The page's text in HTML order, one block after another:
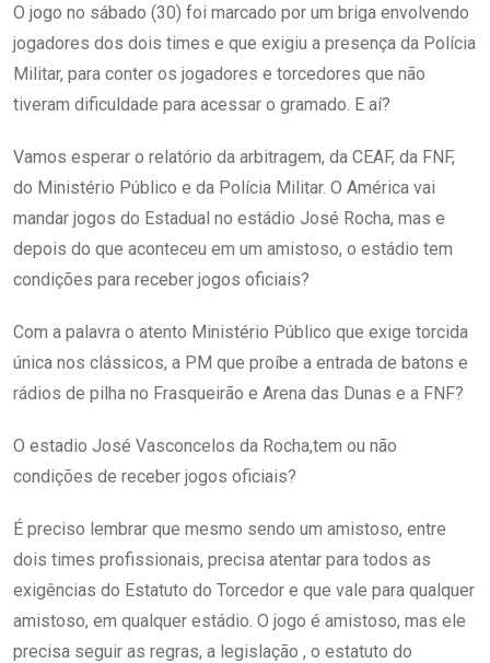
O jogo no sábado (30) foi marcado por um briga envolvendo
jogadores dos dois times e que exigiu a presença da Polícia
Militar, para conter os jogadores e torcedores que não
tiveram dificuldade para acessar o gramado. E aí?
Vamos esperar o relatório da arbitragem, da CEAF, da FNF,
do Ministério Público e da Polícia Militar. O América vai
mandar jogos do Estadual no estádio José Rocha, mas e
depois do que aconteceu em um amistoso, o estádio tem
condições para receber jogos oficiais?
Com a palavra o atento Ministério Público que exige torcida
única nos clássicos, a PM que proíbe a entrada de batons e
rádios de pilha no Frasqueirão e Arena das Dunas e a FNF?
O estadio José Vasconcelos da Rocha,tem ou não
condições de receber jogos oficiais?
É preciso lembrar que mesmo sendo um amistoso, entre
dois times profissionais, precisa atentar para todos as
exigências do Estatuto do Torcedor e que vale para qualquer
amistoso, em qualquer estádio. O jogo é amistoso, mas ele
precisa seguir as regras, a legislação , o estatuto do